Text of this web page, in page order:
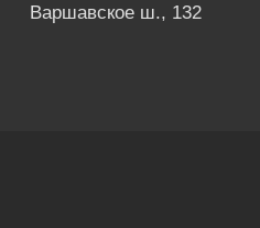
Варшавское ш., 132